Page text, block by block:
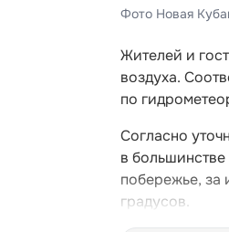
Фото Новая
Жителей и
воздуха.
по
Согласно
в
побережье, за
градусов.